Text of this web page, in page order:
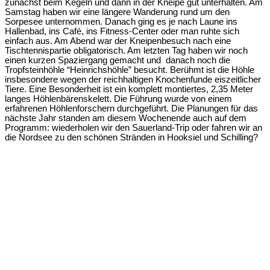
zunächst beim Kegeln und dann in der Kneipe gut unterhalten. Am
Samstag haben wir eine längere Wanderung rund um den
Sorpesee unternommen. Danach ging es je nach Laune ins
Hallenbad, ins Café, ins Fitness-Center oder man ruhte sich
einfach aus. Am Abend war der Kneipenbesuch nach eine
Tischtennispartie obligatorisch. Am letzten Tag haben wir noch
einen kurzen Spaziergang gemacht und danach noch die
Tropfsteinhöhle “Heinrichshöhle” besucht. Berühmt ist die Höhle
insbesondere wegen der reichhaltigen Knochenfunde eiszeitlicher
Tiere. Eine Besonderheit ist ein komplett montiertes, 2,35 Meter
langes Höhlenbärenskelett. Die Führung wurde von einem
erfahrenen Höhlenforschern durchgeführt. Die Planungen für das
nächste Jahr standen am diesem Wochenende auch auf dem
Programm: wiederholen wir den Sauerland-Trip oder fahren wir an
die Nordsee zu den schönen Stränden in Hooksiel und Schilling?